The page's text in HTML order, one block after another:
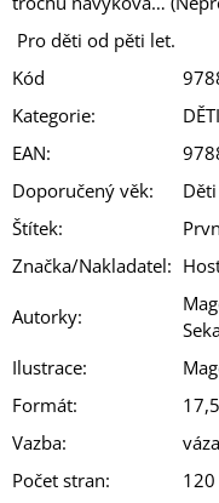
Pro děti od pěti let.
Kód
Kategorie:
EAN:
Doporučený věk:
Štítek:
Značka/Nakladatel:
Autorky:
Ilustrace:
Formát:
Vazba:
Počet stran:
120